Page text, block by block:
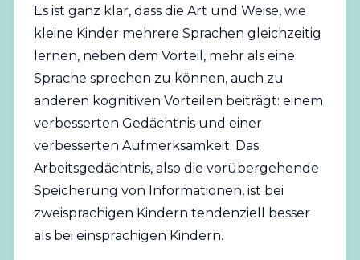
Es ist ganz klar, dass die Art und Weise, wie
kleine Kinder mehrere Sprachen gleichzeitig
lernen, neben dem Vorteil, mehr als eine
Sprache sprechen zu können, auch zu
anderen kognitiven Vorteilen beiträgt: einem
verbesserten Gedächtnis und einer
verbesserten Aufmerksamkeit. Das
Arbeitsgedächtnis, also die vorübergehende
Speicherung von Informationen, ist bei
zweisprachigen Kindern tendenziell besser
als bei einsprachigen Kindern.